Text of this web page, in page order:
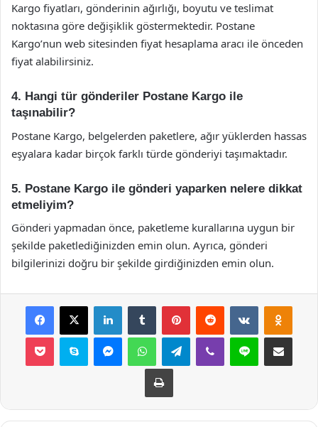
Kargo fiyatları, gönderinin ağırlığı, boyutu ve teslimat
noktasına göre değişiklik göstermektedir. Postane
Kargo’nun web sitesinden fiyat hesaplama aracı ile önceden
fiyat alabilirsiniz.
4. Hangi tür gönderiler Postane Kargo ile
taşınabilir?
Postane Kargo, belgelerden paketlere, ağır yüklerden hassas
eşyalara kadar birçok farklı türde gönderiyi taşımaktadır.
5. Postane Kargo ile gönderi yaparken nelere dikkat
etmeliyim?
Gönderi yapmadan önce, paketleme kurallarına uygun bir
şekilde paketlediğinizden emin olun. Ayrıca, gönderi
bilgilerinizi doğru bir şekilde girdiğinizden emin olun.
Facebook
X LinkedInTumblr PinterestReddit VKontakte
Pocket Skype MessengerWhatsAppTelegramViber Line E-Posta ile
Yazdır